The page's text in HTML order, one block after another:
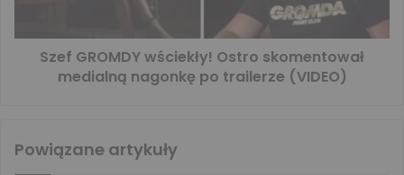
Szef GROMDY wściekły! Ostro skomentował
medialną nagonkę po trailerze (VIDEO)
Powiązane artykuły